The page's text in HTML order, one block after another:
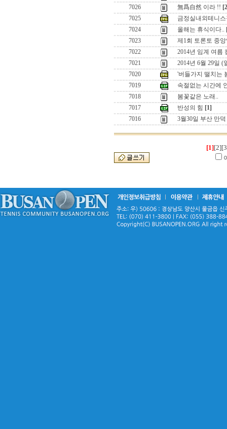
7026
無爲自然 이라 !!
7025
금정실내외테니
7024
올해는 휴식이다..
7023
제1회 토론토 중
7022
2014년 임계 여름
7021
2014년 6월 29일
7020
'버들가지 떨치는
7019
속절없는 시간에
7018
봄꽃같은 노래..
7017
반성의 힘 [1]
7016
3월30일 부산 만
[1][2]